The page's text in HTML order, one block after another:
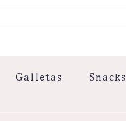
Galletas Snacks